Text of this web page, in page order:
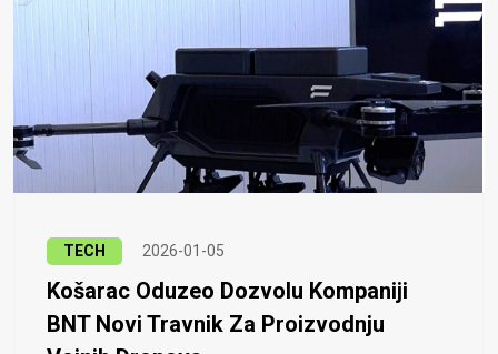
TECH 2026-01-05
Košarac Oduzeo Dozvolu Kompaniji
BNT Novi Travnik Za Proizvodnju